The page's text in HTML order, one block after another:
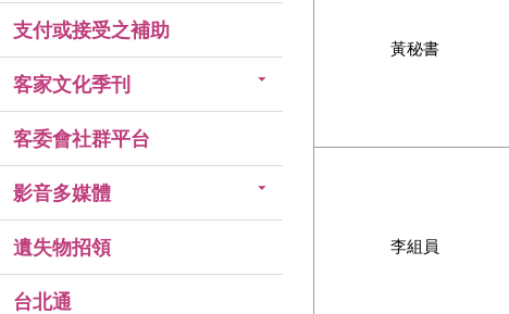
支付或接受之補助
客家文化季刊
客委會社群平台
影音多媒體
遺失物招領
台北通
黃秘書
李組員